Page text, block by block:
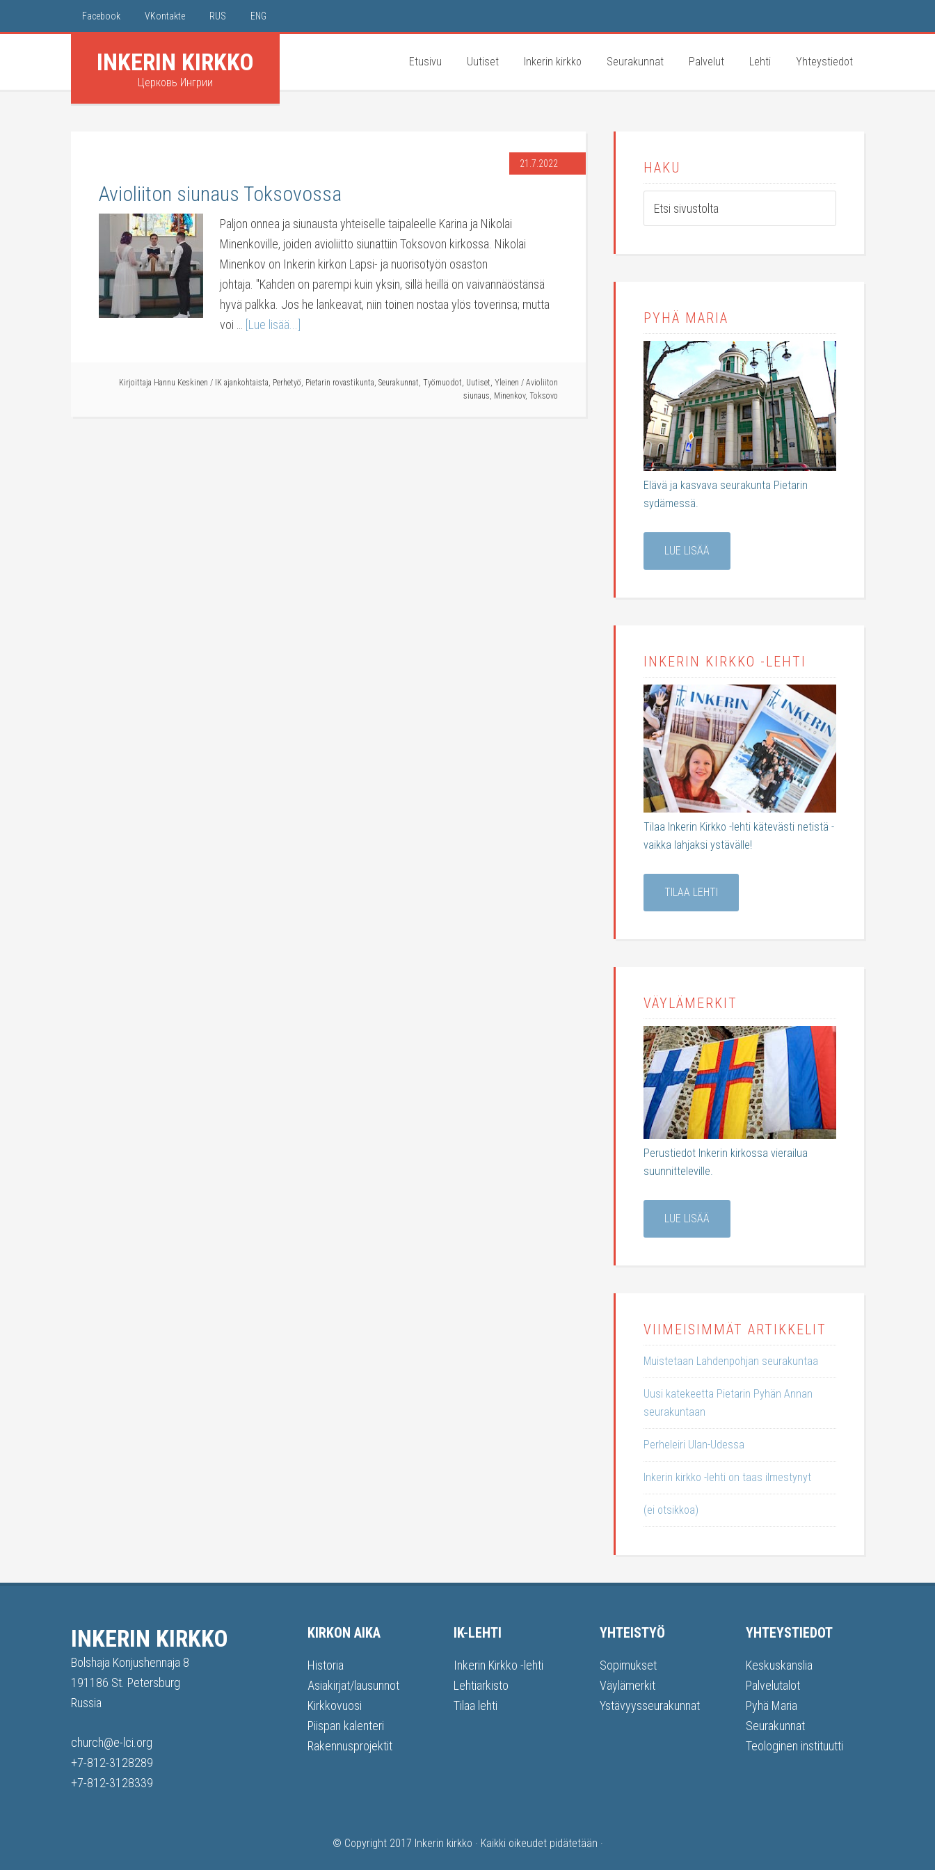
Facebook VKontakte RUS ENG
INKERIN KIRKKO
Церковь Ингрии
Etusivu Uutiset Inkerin kirkko Seurakunnat Palvelut Lehti Yhteystiedot
21.7.2022
Avioliiton siunaus Toksovossa
Paljon onnea ja siunausta yhteiselle taipaleelle Karina ja Nikolai
Minenkoville, joiden avioliitto siunattiin Toksovon kirkossa. Nikolai
Minenkov on Inkerin kirkon Lapsi- ja nuorisotyön osaston
johtaja. "Kahden on parempi kuin yksin, sillä heillä on vaivannäöstänsä
hyvä palkka. Jos he lankeavat, niin toinen nostaa ylös toverinsa; mutta
voi …
[Lue lisää...]
Kirjoittaja Hannu Keskinen / IK ajankohtaista, Perhetyö, Pietarin rovastikunta, Seurakunnat, Työmuodot, Uutiset, Yleinen / Avioliiton
siunaus, Minenkov, Toksovo
HAKU
PYHÄ MARIA
Elävä ja kasvava seurakunta Pietarin
sydämessä.
LUE LISÄÄ
INKERIN KIRKKO -LEHTI
Tilaa Inkerin Kirkko -lehti kätevästi netistä -
vaikka lahjaksi ystävälle!
TILAA LEHTI
VÄYLÄMERKIT
Perustiedot Inkerin kirkossa vierailua
suunnitteleville.
LUE LISÄÄ
VIIMEISIMMÄT ARTIKKELIT
Muistetaan Lahdenpohjan seurakuntaa
Uusi katekeetta Pietarin Pyhän Annan
seurakuntaan
Perheleiri Ulan-Udessa
Inkerin kirkko -lehti on taas ilmestynyt
(ei otsikkoa)
INKERIN KIRKKO
Bolshaja Konjushennaja 8
191186 St. Petersburg
Russia
church@e-lci.org
+7-812-3128289
+7-812-3128339
KIRKON AIKA
Historia
Asiakirjat/lausunnot
Kirkkovuosi
Piispan kalenteri
Rakennusprojektit
IK-LEHTI
Inkerin Kirkko -lehti
Lehtiarkisto
Tilaa lehti
YHTEISTYÖ
Sopimukset
Väylämerkit
Ystävyysseurakunnat
YHTEYSTIEDOT
Keskuskanslia
Palvelutalot
Pyhä Maria
Seurakunnat
Teologinen instituutti
© Copyright 2017 Inkerin kirkko · Kaikki oikeudet pidätetään ·